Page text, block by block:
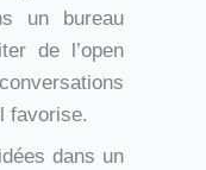
un bureau
de l’open
favorise.
dans un